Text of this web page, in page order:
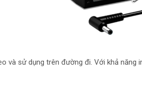
và sử dụng trên đường đi. Với khả